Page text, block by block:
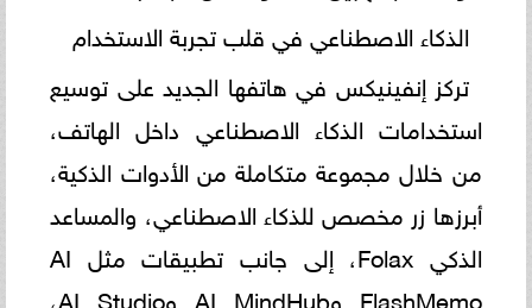
الذكاء الاصطناعي في قلب تجربة الاستخدام
تركز إنفينيكس في هاتفها الجديد على توسيع
استخدامات الذكاء الاصطناعي داخل الهاتف،
من خلال مجموعة متكاملة من الأدوات الذكية،
أبرزها زر مخصص للذكاء الاصطناعي، والمساعد
الذكي Folax، إلى جانب تطبيقات مثل AI
FlashMemo وAI MindHub وAI Studio،